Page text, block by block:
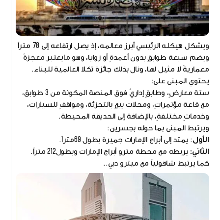
ويشكل هيكله الرئيسي أبرز معالمه، إذ يصل ارتفاعه إلى 78 متراً
ويضم سبعة طوابقٍ بدون أعمدةٍ أو زوايا، وهو مايعتبر معجزةً
معماريةً لا مثيل لها، ونال بذلك جائزة تكلا العالمية للبناء.
يحتوي المبنى على:
ستة معارضٍ، وطابقٍ إداريّ فوق المنصة المكونة من 3 طوابق،
مع قاعة مؤتمراتٍ، ومحلات بيعٍ بالتجزئة، ومواقفٍ للسيارات،
وخدماتٍ مختلفةٍ، بالإضافة إلى الحديقة المحيطة.
ويرتبط المبنى بما حوله بجسرين:
الأول: يمتد إلى أبراج الإمارات جميرة بطول 69متراً.
الثاني: يربطه مع محطة مترو أبراج الإمارات وبطول212 متراً.
كما يرتبط شاقولياً مع ميترو دبي..